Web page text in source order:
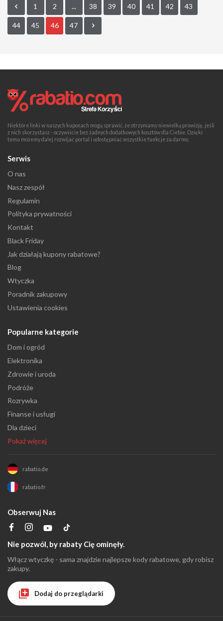
1 2 ... 38 39 40 41 42 43
44 45 46 47
Niektóre linki w naszych kuponach mogą sprawić, że otrzymamy niewielką prowizję, jeśli
z nich skorzystasz - oczywiście bez żadnych dodatkowych kosztów dla Ciebie. Dzięki
temu możemy dalej rozwijać portal i udostępniać wszystkie funkcje za darmo.
Serwis
O nas
Nasz zespół
Regulamin
Polityka prywatności
Kontakt
Black Friday
Jak działają kupony rabatowe?
Blog
Wtyczka
Poradnik zakupowy
Ustawienia cookies
Popularne kategorie
Dom i ogród
Elektronika
Zdrowie i uroda
Podróże
Rozrywka
Finanse i usługi
Dla dzieci
Pokaż więcej
rabatio.de
rabatio.fr
Obserwuj Nas
Nie pozwól, by rabaty Cię ominęły.
Włącz wtyczkę - sama znajdzie najlepsze kody rabatowe, gdy robisz
zakupy.
Dodaj do przeglądarki